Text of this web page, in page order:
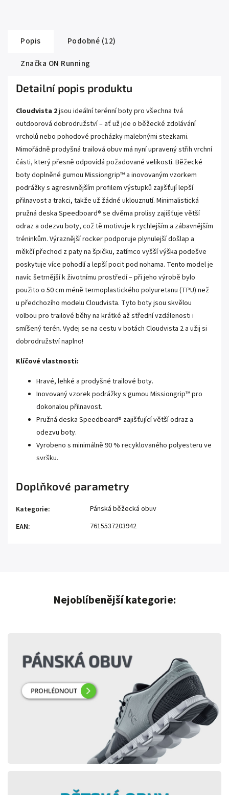
Popis
Podobné (12)
Značka ON Running
Detailní popis produktu
Cloudvista 2jsou ideální terénní boty pro všechna tvá
outdoorová dobrodružství – ať už jde o běžecké zdolávání
vrcholů nebo pohodové procházky malebnými stezkami.
Mimořádně prodyšná trailová obuv má nyní upravený střih vrchní
části, který přesně odpovídá požadované velikosti. Běžecké
boty doplněné gumou Missiongrip™ a inovovaným vzorkem
podrážky s agresivnějším profilem výstupků zajišťují lepší
přilnavost a trakci, takže už žádné uklouznutí. Minimalistická
pružná deska Speedboard® se dvěma prolisy zajišťuje větší
odraz a odezvu boty, což tě motivuje k rychlejším a zábavnějším
tréninkům. Výraznější rocker podporuje plynulejší došlap a
měkčí přechod z paty na špičku, zatímco vyšší výška podešve
poskytuje více pohodlí a lepší pocit pod nohama. Tento model je
navíc šetrnější k životnímu prostředí – při jeho výrobě bylo
použito o 50 cm méně termoplastického polyuretanu (TPU) než
u předchozího modelu Cloudvista. Tyto boty jsou skvělou
volbou pro trailové běhy na krátké až střední vzdálenosti i
smíšený terén. Vydej se na cestu v botách Cloudvista 2 a užij si
dobrodružství naplno!
Klíčové vlastnosti:
Hravé, lehké a prodyšné trailové boty.
Inovovaný vzorek podrážky s gumou Missiongrip™ pro
dokonalou přilnavost.
Pružná deska Speedboard® zajišťující větší odraz a
odezvu boty.
Vyrobeno s minimálně 90 % recyklovaného polyesteru ve
svršku.
Doplňkové parametry
Kategorie:
Pánská běžecká obuv
EAN: 7615537203942
Nejoblíbenější kategorie: